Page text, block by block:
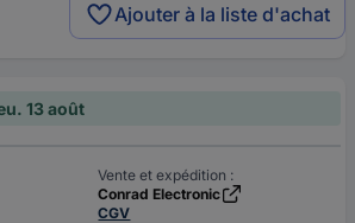
Ajouter à la liste d'achat
13 août
Vente et expédition :
Conrad Electronic
CGV